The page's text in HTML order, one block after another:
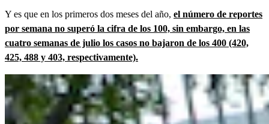
Y es que en los primeros dos meses del año, el número de reportes
por semana no superó la cifra de los 100, sin embargo, en las
cuatro semanas de julio los casos no bajaron de los 400 (420,
425, 488 y 403, respectivamente).